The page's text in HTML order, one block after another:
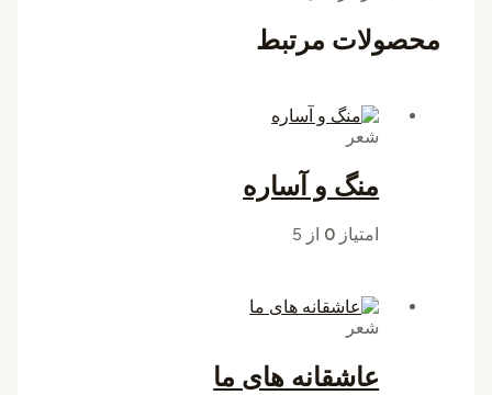
محصولات مرتبط
شعر
منگ و آساره
امتیاز 0 از 5
شعر
عاشقانه های ما